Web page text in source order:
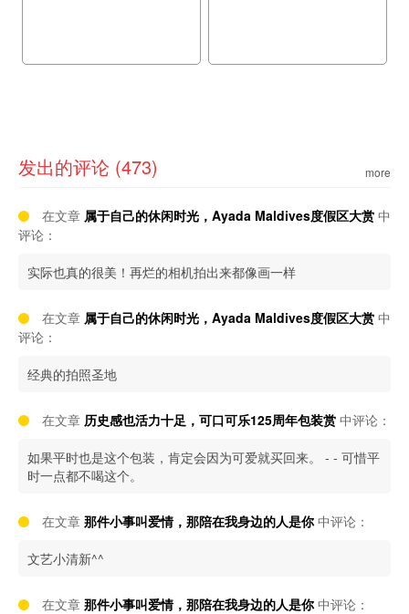
发出的评论 (473) more
在文章 属于自己的休闲时光，Ayada Maldives度假区大赏 中
评论：
实际也真的很美！再烂的相机拍出来都像画一样
在文章 属于自己的休闲时光，Ayada Maldives度假区大赏 中
评论：
经典的拍照圣地
在文章 历史感也活力十足，可口可乐125周年包装赏 中评论：
如果平时也是这个包装，肯定会因为可爱就买回来。 - - 可惜平
时一点都不喝这个。
在文章 那件小事叫爱情，那陪在我身边的人是你中评论：
文艺小清新^^
在文章 那件小事叫爱情，那陪在我身边的人是你中评论：